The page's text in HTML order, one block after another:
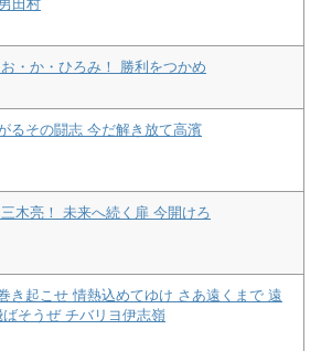
田村
・か・ひろみ！ 勝利をつかめ
るその闘志 今だ解き放て高濱
木亮！ 未来へ続く扉 今開けろ
き起こせ 情熱込めてゆけ さあ遠くまで 遠
ばそうぜ チバリヨ伊志嶺